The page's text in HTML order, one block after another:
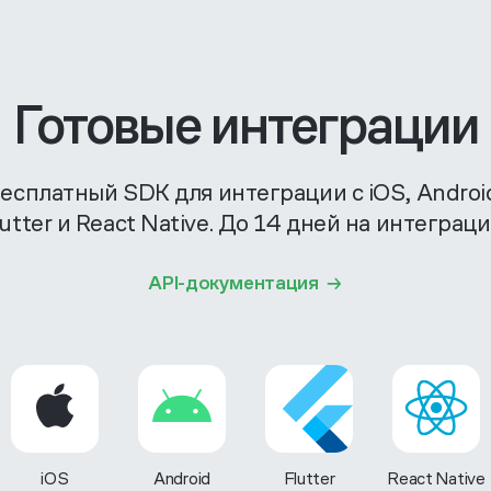
Готовые интеграции
SDK для интеграции с iOS,
и React Native. До 14 дней на
API-документация
iOS Android Flutter React Native